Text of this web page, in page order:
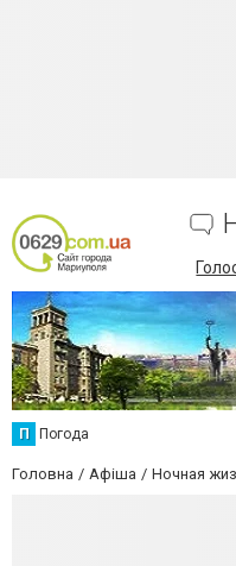
П Погода
Головна Афіша Ночная